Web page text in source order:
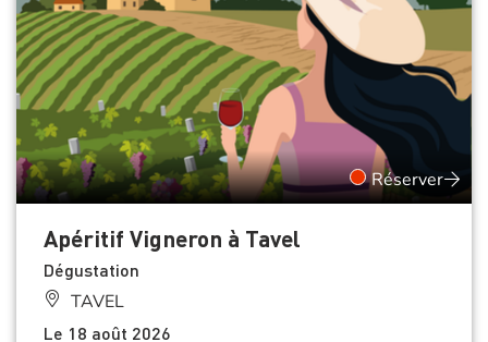
Réserver
Apéritif Vigneron à Tavel
Dégustation
TAVEL
Le 18 août 2026